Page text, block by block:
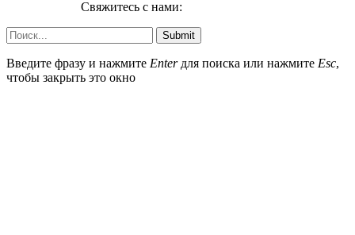
Свяжитесь с нами:
Submit
Введите фразу и нажмите Enterдля поиска или нажмите Esc,
чтобы закрыть это окно